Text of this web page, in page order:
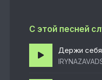
С этой песней
Держи себя